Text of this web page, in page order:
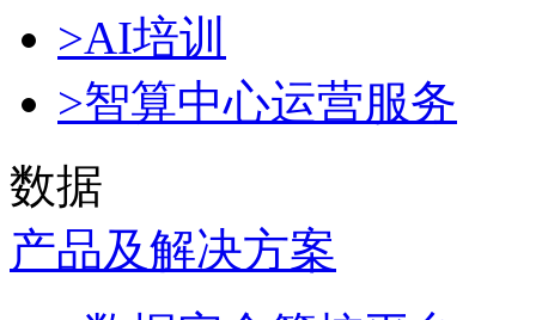
>AI培训
>智算中心运营服务
数据
产品及解决方案